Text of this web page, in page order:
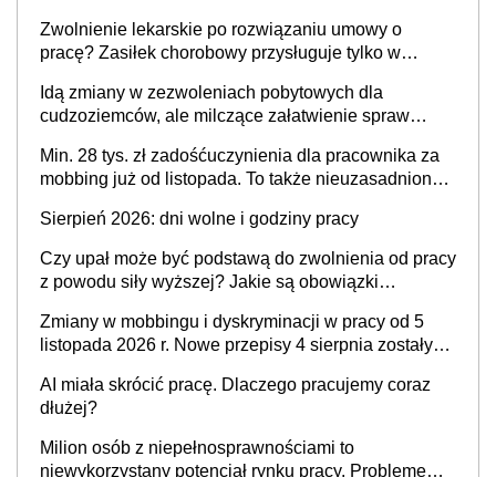
Zwolnienie lekarskie po rozwiązaniu umowy o
pracę? Zasiłek chorobowy przysługuje tylko w
stosunku pracy
Idą zmiany w zezwoleniach pobytowych dla
cudzoziemców, ale milczące załatwienie spraw
Min. 28 tys. zł zadośćuczynienia dla pracownika za
mobbing już od listopada. To także nieuzasadniona
Sierpień 2026: dni wolne i godziny pracy
Czy upał może być podstawą do zwolnienia od pracy
z powodu siły wyższej? Jakie są obowiązki
Zmiany w mobbingu i dyskryminacji w pracy od 5
listopada 2026 r. Nowe przepisy 4 sierpnia zostały
AI miała skrócić pracę. Dlaczego pracujemy coraz
dłużej?
Milion osób z niepełnosprawnościami to
niewykorzystany potencjał rynku pracy. Problemem